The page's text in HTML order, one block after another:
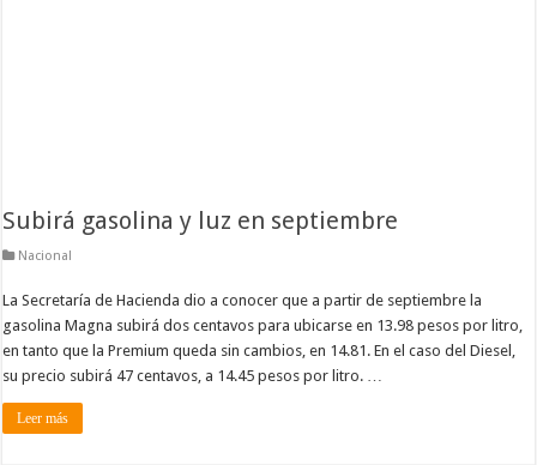
Subirá gasolina y luz en septiembre
Nacional
La Secretaría de Hacienda dio a conocer que a partir de septiembre la
gasolina Magna subirá dos centavos para ubicarse en 13.98 pesos por litro,
en tanto que la Premium queda sin cambios, en 14.81. En el caso del Diesel,
su precio subirá 47 centavos, a 14.45 pesos por litro. …
Leer más